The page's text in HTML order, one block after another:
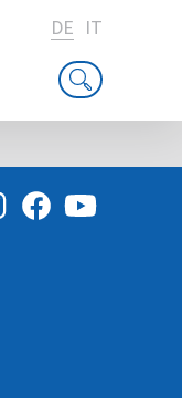
DE IT